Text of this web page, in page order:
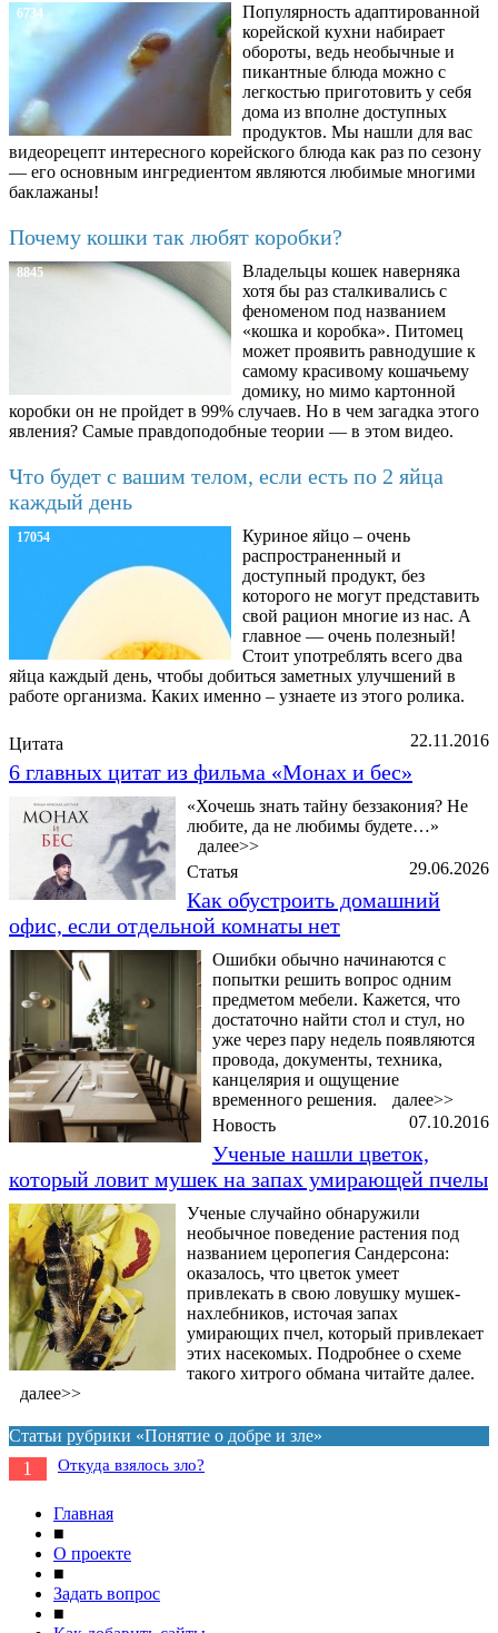
6734
Популярность адаптированной
корейской кухни набирает
обороты, ведь необычные и
пикантные блюда можно с
легкостью приготовить у себя
дома из вполне доступных
продуктов. Мы нашли для вас
видеорецепт интересного корейского блюда как раз по сезону
— его основным ингредиентом являются любимые многими
баклажаны!
Почему кошки так любят коробки?
8845
Владельцы кошек наверняка
хотя бы раз сталкивались с
феноменом под названием
«кошка и коробка». Питомец
может проявить равнодушие к
самому красивому кошачьему
домику, но мимо картонной
коробки он не пройдет в 99% случаев. Но в чем загадка этого
явления? Самые правдоподобные теории — в этом видео.
Что будет с вашим телом, если есть по 2 яйца
каждый день
17054
Куриное яйцо – очень
распространенный и
доступный продукт, без
которого не могут представить
свой рацион многие из нас. А
главное — очень полезный!
Стоит употреблять всего два
яйца каждый день, чтобы добиться заметных улучшений в
работе организма. Каких именно – узнаете из этого ролика.
22.11.2016
Цитата
6 главных цитат из фильма «Монах и бес»
«Хочешь знать тайну беззакония? Не
любите, да не любимы будете…»
далее>>
29.06.2026
Статья
Как обустроить домашний
офис, если отдельной комнаты нет
Ошибки обычно начинаются с
попытки решить вопрос одним
предметом мебели. Кажется, что
достаточно найти стол и стул, но
уже через пару недель появляются
провода, документы, техника,
канцелярия и ощущение
временного решения.
далее>>
07.10.2016
Новость
Ученые нашли цветок,
который ловит мушек на запах умирающей пчелы
Ученые случайно обнаружили
необычное поведение растения под
названием церопегия Сандерсона:
оказалось, что цветок умеет
привлекать в свою ловушку мушек-
нахлебников, источая запах
умирающих пчел, который привлекает
этих насекомых. Подробнее о схеме
такого хитрого обмана читайте далее.
далее>>
Статьи рубрики «Понятие о добре и зле»
1 Откуда взялось зло?
Главная
■
О проекте
■
Задать вопрос
■